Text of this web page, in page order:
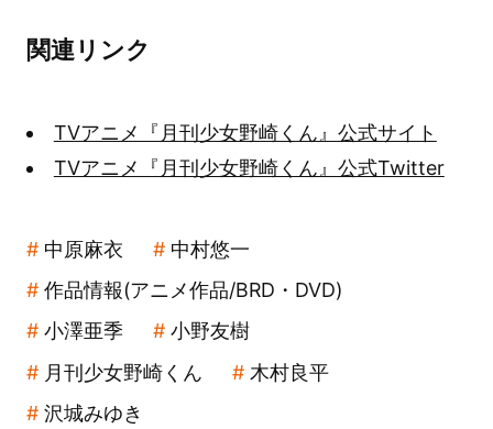
関連リンク
TVアニメ『月刊少女野崎くん』公式サイト
TVアニメ『月刊少女野崎くん』公式Twitter
中原麻衣
中村悠一
作品情報(アニメ作品/BRD・DVD)
小澤亜季
小野友樹
月刊少女野崎くん
木村良平
沢城みゆき